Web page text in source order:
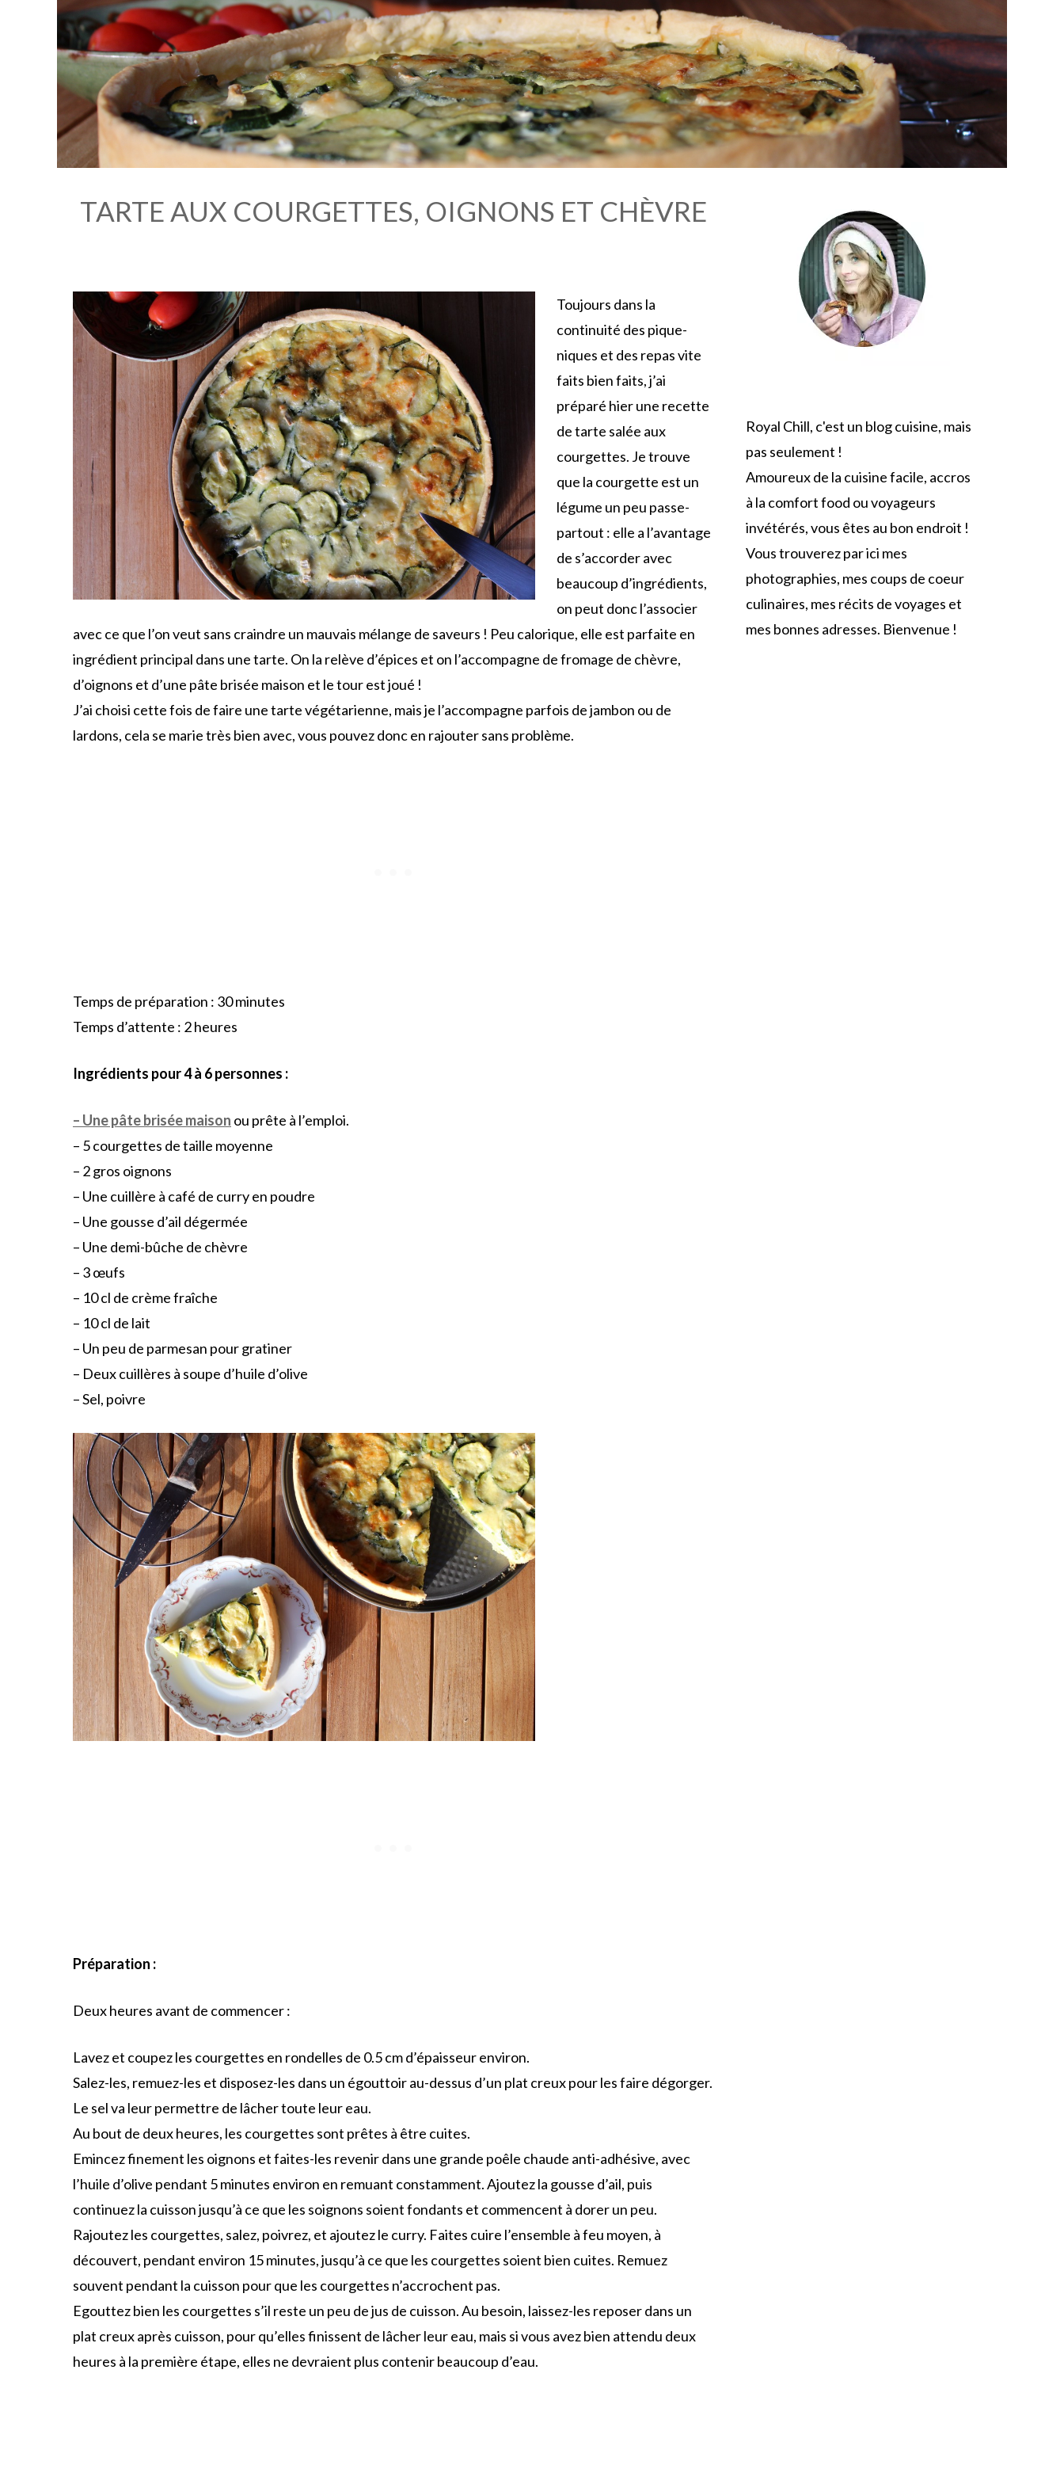
TARTE AUX COURGETTES, OIGNONS ET CHÈVRE
Toujours dans la
continuité des pique-
niques et des repas vite
faits bien faits, j’ai
préparé hier une recette
de tarte salée aux
courgettes. Je trouve
que la courgette est un
légume un peu passe-
partout : elle a l’avantage
de s’accorder avec
beaucoup d’ingrédients,
on peut donc l’associer
avec ce que l’on veut sans craindre un mauvais mélange de saveurs ! Peu calorique, elle est parfaite en
ingrédient principal dans une tarte. On la relève d’épices et on l’accompagne de fromage de chèvre,
d’oignons et d’une pâte brisée maison et le tour est joué !
J’ai choisi cette fois de faire une tarte végétarienne, mais je l’accompagne parfois de jambon ou de
lardons, cela se marie très bien avec, vous pouvez donc en rajouter sans problème.
Temps de préparation : 30 minutes
Temps d’attente : 2 heures
Ingrédients pour 4 à 6 personnes :
– Une pâte brisée maison ou prête à l’emploi.
– 5 courgettes de taille moyenne
– 2 gros oignons
– Une cuillère à café de curry en poudre
– Une gousse d’ail dégermée
– Une demi-bûche de chèvre
– 3 œufs
– 10 cl de crème fraîche
– 10 cl de lait
– Un peu de parmesan pour gratiner
– Deux cuillères à soupe d’huile d’olive
– Sel, poivre
Préparation :
Deux heures avant de commencer :
Lavez et coupez les courgettes en rondelles de 0.5 cm d’épaisseur environ.
Salez-les, remuez-les et disposez-les dans un égouttoir au-dessus d’un plat creux pour les faire dégorger.
Le sel va leur permettre de lâcher toute leur eau.
Au bout de deux heures, les courgettes sont prêtes à être cuites.
Emincez finement les oignons et faites-les revenir dans une grande poêle chaude anti-adhésive, avec
l’huile d’olive pendant 5 minutes environ en remuant constamment. Ajoutez la gousse d’ail, puis
continuez la cuisson jusqu’à ce que les soignons soient fondants et commencent à dorer un peu.
Rajoutez les courgettes, salez, poivrez, et ajoutez le curry. Faites cuire l’ensemble à feu moyen, à
découvert, pendant environ 15 minutes, jusqu’à ce que les courgettes soient bien cuites. Remuez
souvent pendant la cuisson pour que les courgettes n’accrochent pas.
Egouttez bien les courgettes s’il reste un peu de jus de cuisson. Au besoin, laissez-les reposer dans un
plat creux après cuisson, pour qu’elles finissent de lâcher leur eau, mais si vous avez bien attendu deux
heures à la première étape, elles ne devraient plus contenir beaucoup d’eau.
Royal Chill, c'est un blog cuisine, mais
pas seulement !
Amoureux de la cuisine facile, accros
à la comfort food ou voyageurs
invétérés, vous êtes au bon endroit !
Vous trouverez par ici mes
photographies, mes coups de coeur
culinaires, mes récits de voyages et
mes bonnes adresses. Bienvenue !